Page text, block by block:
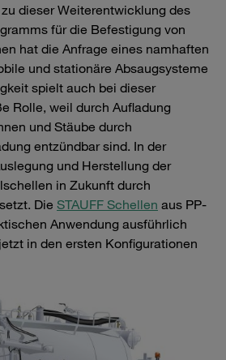
dieser Weiterentwicklung des
für die Befestigung von
hat die Anfrage eines namhaften
und stationäre Absaugsysteme
spielt auch bei dieser
Rolle, weil durch Aufladung
und Stäube durch
entzündbar sind. In der
und Herstellung der
in Zukunft durch
Die STAUFF Schellen aus PP-
Anwendung ausführlich
in den ersten Konfigurationen